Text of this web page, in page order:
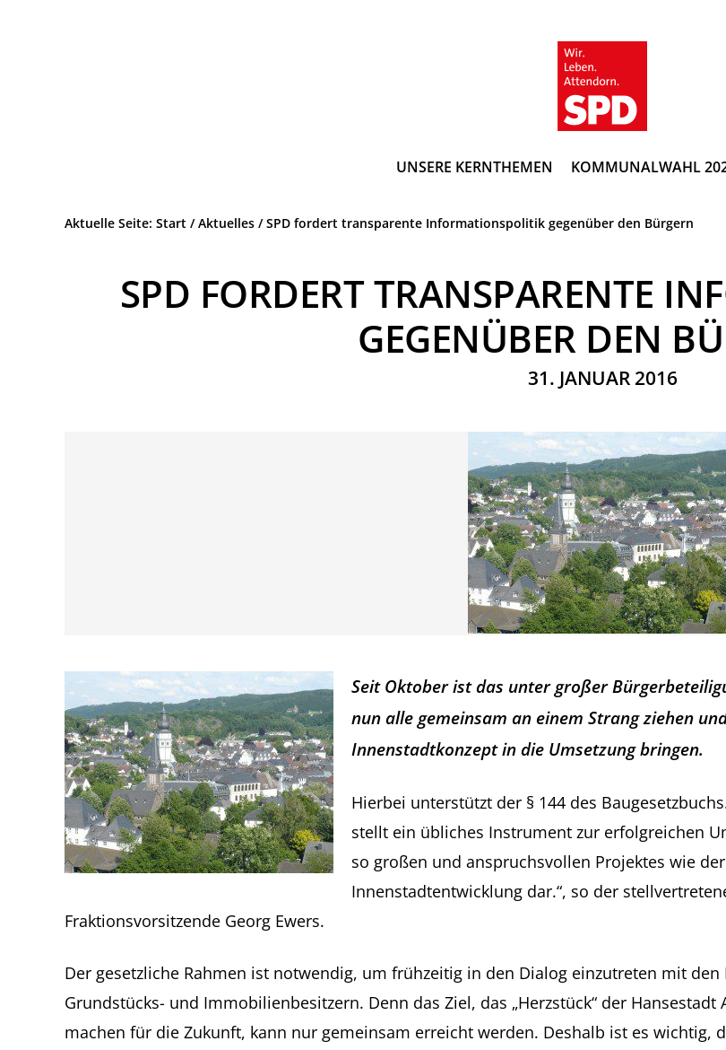
UNSERE KERNTHEMEN KOMMUNALWAHL
Aktuelle Seite: Start / Aktuelles /SPD fordert transparente Informationspolitik gegenüber den Bürgern
SPD FORDERT TRANSPARENTE
GEGENÜBER DEN
31. JANUAR 2016
Seit Oktober ist das unter großer
nun alle gemeinsam an einem Strang ziehen
Innenstadtkonzept in die Umsetzung bringen.
Hierbei unterstützt der § 144 des
stellt ein übliches Instrument zur erfolgreichen
so großen und anspruchsvollen Projektes wie der
Innenstadtentwicklung dar.“, so der
Fraktionsvorsitzende Georg Ewers.
Der gesetzliche Rahmen ist notwendig, um frühzeitig in den Dialog einzutreten mit den
Grundstücks- und Immobilienbesitzern. Denn das Ziel, das „Herzstück“ der Hansestadt
machen für die Zukunft, kann nur gemeinsam erreicht werden. Deshalb ist es wichtig,